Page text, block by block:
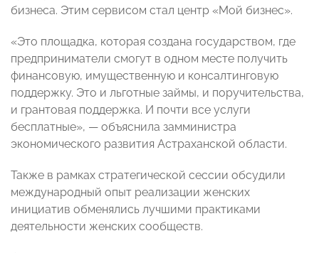
бизнеса. Этим сервисом стал центр «Мой бизнес».
«Это площадка, которая создана государством, где
предприниматели смогут в одном месте получить
финансовую, имущественную и консалтинговую
поддержку. Это и льготные займы, и поручительства,
и грантовая поддержка. И почти все услуги
бесплатные», — объяснила замминистра
экономического развития Астраханской области.
Также в рамках стратегической сессии обсудили
международный опыт реализации женских
инициатив обменялись лучшими практиками
деятельности женских сообществ.